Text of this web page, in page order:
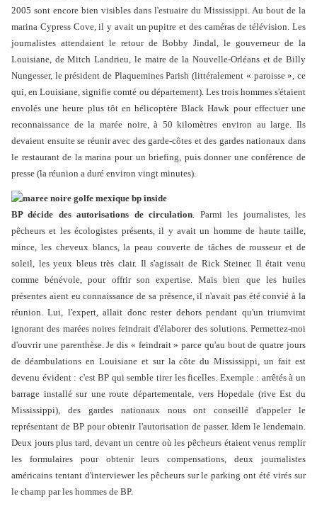
2005 sont encore bien visibles dans l'estuaire du Mississippi. Au bout de la
marina Cypress Cove, il y avait un pupitre et des caméras de télévision. Les
journalistes attendaient le retour de Bobby Jindal, le gouverneur de la
Louisiane, de Mitch Landrieu, le maire de la Nouvelle-Orléans et de Billy
Nungesser, le président de Plaquemines Parish (littéralement « paroisse », ce
qui, en Louisiane, signifie comté ou département). Les trois hommes s'étaient
envolés une heure plus tôt en hélicoptère Black Hawk pour effectuer une
reconnaissance de la marée noire, à 50 kilomètres environ au large. Ils
devaient ensuite se réunir avec des garde-côtes et des gardes nationaux dans
le restaurant de la marina pour un briefing, puis donner une conférence de
presse (la réunion a duré environ vingt minutes).
BP décide des autorisations de circulation. Parmi les journalistes, les
pêcheurs et les écologistes présents, il y avait un homme de haute taille,
mince, les cheveux blancs, la peau couverte de tâches de rousseur et de
soleil, les yeux bleus très clair. Il s'agissait de Rick Steiner. Il était venu
comme bénévole, pour offrir son expertise. Mais bien que les huiles
présentes aient eu connaissance de sa présence, il n'avait pas été convié à la
réunion. Lui, l'expert, allait donc rester dehors pendant qu'un triumvirat
ignorant des marées noires feindrait d'élaborer des solutions. Permettez-moi
d'ouvrir une parenthèse. Je dis « feindrait » parce qu'au bout de quatre jours
de déambulations en Louisiane et sur la côte du Mississippi, un fait est
devenu évident : c'est BP qui semble tirer les ficelles. Exemple : arrêtés à un
barrage installé sur une route départementale, vers Hopedale (rive Est du
Mississippi), des gardes nationaux nous ont conseillé d'appeler le
représentant de BP pour obtenir l'autorisation de passer. Idem le lendemain.
Deux jours plus tard, devant un centre où les pêcheurs étaient venus remplir
les formulaires pour obtenir leurs compensations, deux journalistes
américains tentant d'interviewer les pêcheurs sur le parking ont été virés sur
le champ par les hommes de BP.